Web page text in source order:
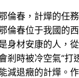
春，計燁的任務
倫春位于我國的
身材安康的人，
剎時被冷空氣“打
減退癥的計燁。